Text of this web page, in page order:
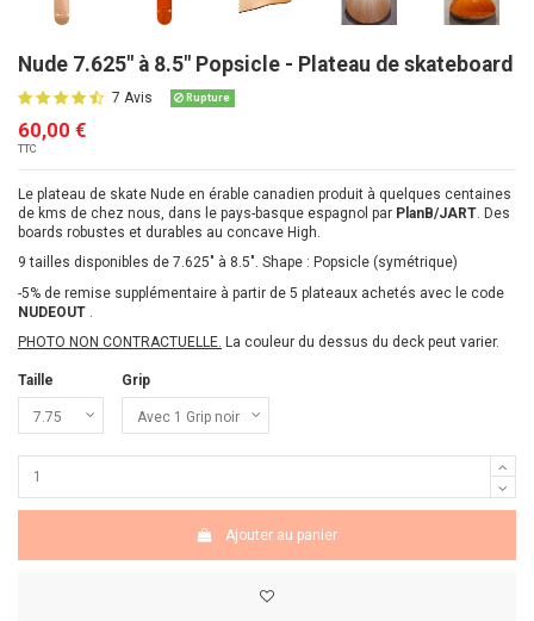
Nude 7.625" à 8.5" Popsicle - Plateau de skateboard
7 Avis Rupture
60,00 €
TTC
Le plateau de skate Nude en érable canadien produit à quelques centaines
de kms de chez nous, dans le pays-basque espagnol par PlanB/JART . Des
boards robustes et durables au concave High.
9 tailles disponibles de 7.625" à 8.5". Shape : Popsicle (symétrique)
-5% de remise supplémentaire à partir de 5 plateaux achetés avec le code
NUDEOUT
PHOTO NON CONTRACTUELLE. La couleur du dessus du deck peut varier.
Taille Grip
Ajouter au panier